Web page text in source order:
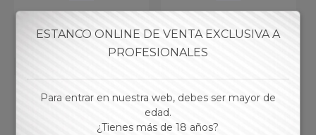
ESTANCO ONLINE DE VENTA EXCLUSIVA A
PROFESIONALES
Para entrar en nuestra web, debes ser mayor de
edad.
¿Tienes más de 18 años?